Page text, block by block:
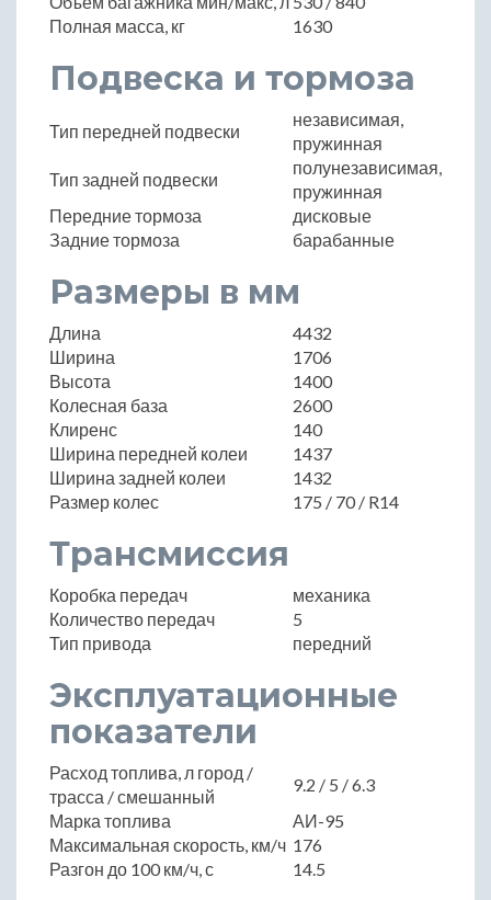
Полная масса, кг
1630
Подвеска и тормоза
Тип передней подвески
независимая,
пружинная
Тип задней подвески
полунезависимая,
пружинная
Передние тормоза
дисковые
Задние тормоза
барабанные
Размеры в мм
Длина
4432
Ширина
1706
Высота
1400
Колесная база
2600
Клиренс
140
Ширина передней колеи
1437
Ширина задней колеи
1432
Размер колес
175 / 70 / R14
Трансмиссия
Коробка передач
механика
Количество передач
5
Тип привода
передний
Эксплуатационные
показатели
Расход топлива, л город /
трасса / смешанный
9.2 / 5 / 6.3
Марка топлива
АИ-95
Максимальная скорость, км/ч 176
Разгон до 100 км/ч, с
14.5